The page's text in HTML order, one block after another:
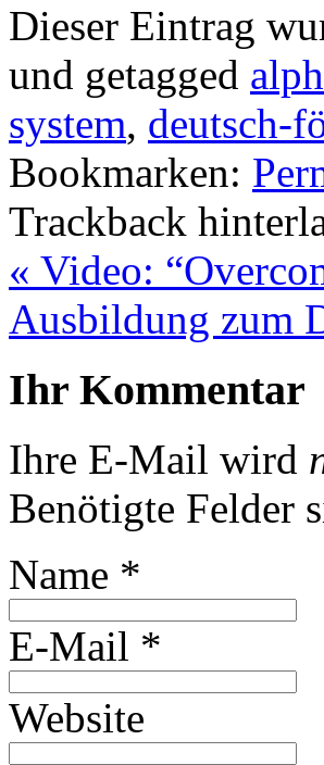
Dieser Eintrag
und getagged
system, deutsch-
Bookmarken:
Trackback
« Video:
Ausbildung zum
Ihr Kommentar
Ihre E-Mail wird
Benötigte Felder
Name *
E-Mail *
Website